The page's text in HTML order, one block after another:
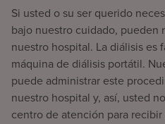
Si usted o su ser querido
bajo nuestro cuidado, pueden
nuestro hospital. La diálisis es
máquina de diálisis portátil.
puede administrar este
nuestro hospital y, así, usted
centro de atención para recibir